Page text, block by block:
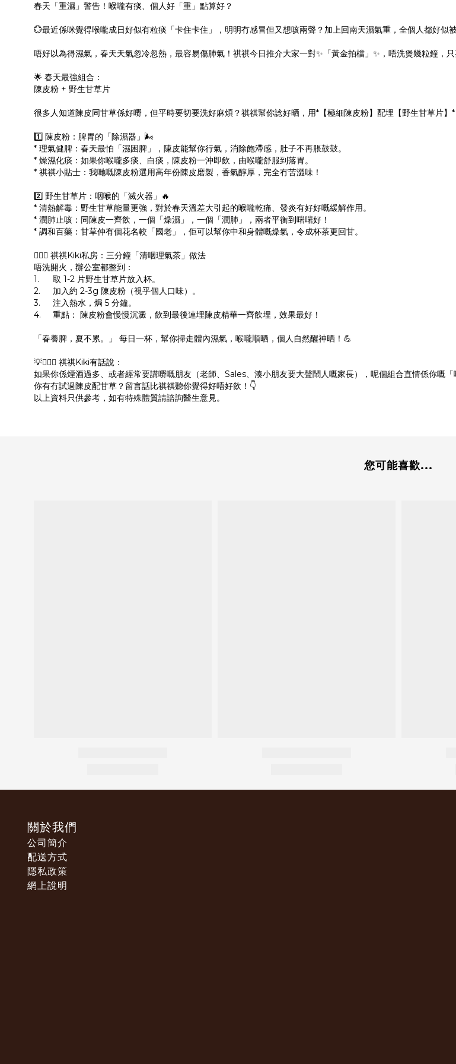
春天「重濕」警告！喉嚨有痰、個人好「重」點算好？
💮最近係咪覺得喉嚨成日好似有粒痰「卡住卡住」，明明冇感冒但又想咳兩聲？加上回南天濕氣重，全個人都好似
唔好以為得濕氣，春天天氣忽冷忽熱，最容易傷肺氣！祺祺今日推介大家一對✨「黃金拍檔」✨，唔洗煲幾粒鐘，
🌟 春天最強組合：
陳皮粉 + 野生甘草片
很多人知道陳皮同甘草係好嘢，但平時要切要洗好麻煩？祺祺幫你諗好晒，用*【極細陳皮粉】配埋【野生甘草片】
1️⃣ 陳皮粉：脾胃的「除濕器」🌬️
* 理氣健脾：春天最怕「濕困脾」，陳皮能幫你行氣，消除飽滯感，肚子不再脹鼓鼓。
* 燥濕化痰：如果你喉嚨多痰、白痰，陳皮粉一沖即飲，由喉嚨舒服到落胃。
* 祺祺小貼士：我哋嘅陳皮粉選用高年份陳皮磨製，香氣醇厚，完全冇苦澀味！
2️⃣ 野生甘草片：咽喉的「滅火器」🔥
* 清熱解毒：野生甘草能量更強，對於春天溫差大引起的喉嚨乾痛、發炎有好好嘅緩解作用。
* 潤肺止咳：同陳皮一齊飲，一個「燥濕」，一個「潤肺」，兩者平衡到啱啱好！
* 調和百藥：甘草仲有個花名較「國老」，佢可以幫你中和身體嘅燥氣，令成杯茶更回甘。
👱🏻‍♀️ 祺祺Kiki私房：三分鐘「清咽理氣茶」做法
唔洗開火，辦公室都整到：
1.
取 1-2 片野生甘草片放入杯。
2.
加入約 2-3g 陳皮粉（視乎個人口味）。
3.
注入熱水，焗 5 分鐘。
4.
重點： 陳皮粉會慢慢沉澱，飲到最後連埋陳皮精華一齊飲埋，效果最好！
「春養脾，夏不累。」 每日一杯，幫你掃走體內濕氣，喉嚨順晒，個人自然醒神晒！💪
💡👱🏻‍♀️ 祺祺Kiki有話說：
如果你係煙酒過多、或者經常要講嘢嘅朋友（老師、Sales、湊小朋友要大聲鬧人嘅家長），呢個組合直情係你嘅「
你有冇試過陳皮配甘草？留言話比祺祺聽你覺得好唔好飲！👇
以上資料只供參考，如有特殊體質請諮詢醫生意見。
您可能喜歡...
關於我們
公司簡介
配送方式
隱私政策
網上說明